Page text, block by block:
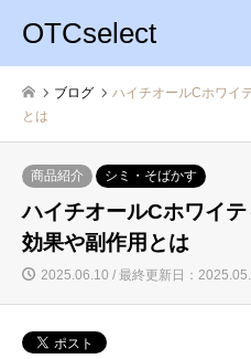
OTCselect
ブログ
ハイチオールCホワイ
とは
商品紹介 シミ・そばかす
ハイチオールCホワイ
効果や副作用とは
2025.06.10 / 最終更新日：